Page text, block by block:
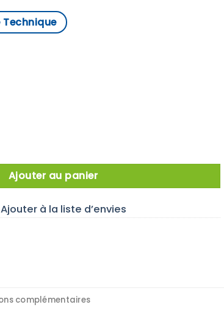
Technique
150 X 18MM
Ajouter au panier
Ajouter à la liste d’envies
complémentaires